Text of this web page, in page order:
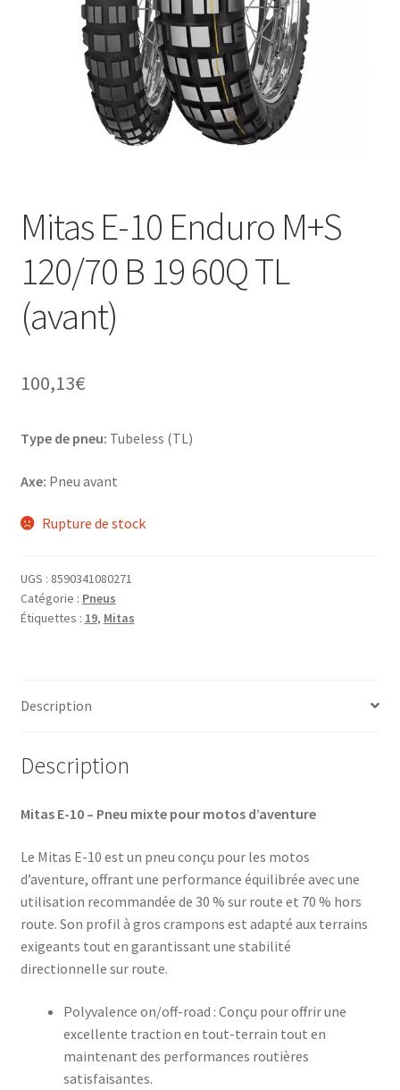
Mitas E-10 Enduro M+S
120/70 B 19 60Q TL
(avant)
100,13€
Type de pneu: Tubeless (TL)
Axe: Pneu avant
Rupture de stock
UGS : 8590341080271
Catégorie : Pneus
Étiquettes : 19, Mitas
Description
Description
Mitas E-10 – Pneu mixte pour motos d’aventure
Le Mitas E-10 est un pneu conçu pour les motos
d’aventure, offrant une performance équilibrée avec une
utilisation recommandée de 30 % sur route et 70 % hors
route. Son profil à gros crampons est adapté aux terrains
exigeants tout en garantissant une stabilité
directionnelle sur route.
Polyvalence on/off-road : Conçu pour offrir une
excellente traction en tout-terrain tout en
maintenant des performances routières
satisfaisantes.